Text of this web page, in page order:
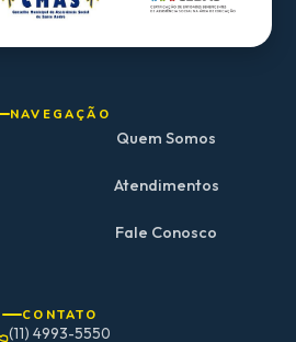
NAVEGAÇÃO
Quem Somos
Atendimentos
Fale Conosco
CONTATO
(11) 4993-5550